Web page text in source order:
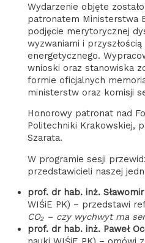
Wydarzenie objęte zostało honorowym
patronatem Ministerstwa
podjęcie merytorycznej
wyzwaniami i
energetycznego.
wnioski oraz stanowiska
formie oficjalnych
ministerstw oraz komisji
Honorowy patronat nad Forum objął Rektor
Politechniki Krakowskiej,
Szarata.
W programie sesji przewidziano wystąpienia
przedstawicieli naszej
prof. dr hab. inż.
WIŚiE PK) – przedstawi
CO₂ – czy wychwyt ma
prof. dr hab. inż. Paweł